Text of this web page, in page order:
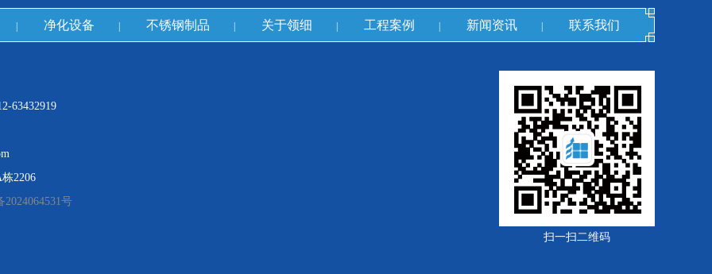
净化设备 不锈钢制品 关于领细 工程案例 新闻资讯 联系我们
63432919
2206
2024064531号
扫一扫二维码